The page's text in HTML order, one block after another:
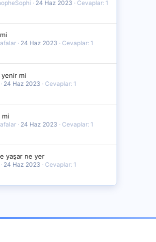
24 Haz 2023
Cevaplar: 1
24 Haz 2023
Cevaplar: 1
mi
24 Haz 2023
Cevaplar: 1
mi
24 Haz 2023
Cevaplar: 1
yaşar ne yer
24 Haz 2023
Cevaplar: 1